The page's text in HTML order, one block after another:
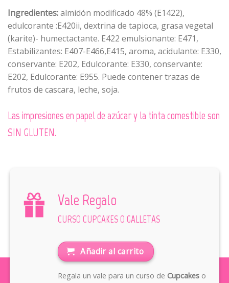
Ingredientes:almidón modificado 48% (E1422),
edulcorante :E420ii, dextrina de tapioca, grasa vegetal
(karite)- humectactante. E422 emulsionante: E471,
Estabilizantes: E407-E466,E415, aroma, acidulante: E330,
conservante: E202, Edulcorante: E330, conservante:
E202, Edulcorante: E955. Puede contener trazas de
frutos de cascara, leche, soja.
Las impresiones en papel de azúcar y la tinta comestible son
SIN GLUTEN.
Vale Regalo
CURSO CUPCAKES O GALLETAS
Añadir al carrito
Regala un vale para un curso de Cupcakeso